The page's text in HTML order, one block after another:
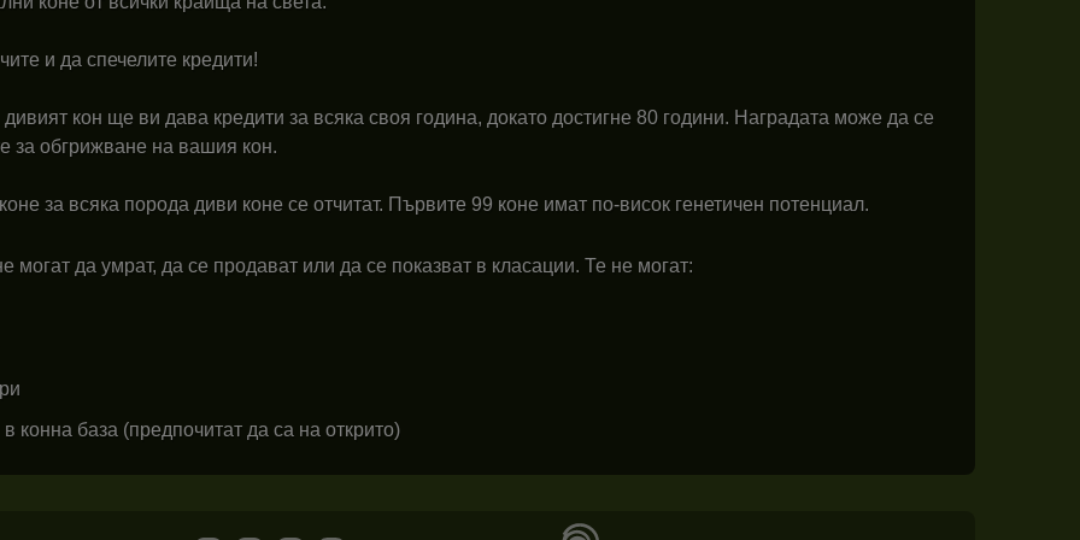
и да спечелите кредити!
кон ще ви дава кредити за всяка своя година, докато достигне 80 години. Наградата може да се
за обгрижване на вашия кон.
за всяка порода диви коне се отчитат. Първите 99 коне имат по-висок генетичен потенциал.
могат да умрат, да се продават или да се показват в класации. Те не могат:
конна база (предпочитат да са на открито)